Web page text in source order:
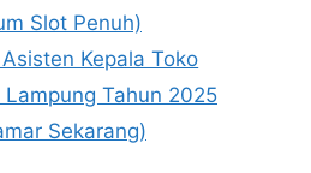
Slot Penuh)
Kepala Toko
Tahun 2025
Sekarang)